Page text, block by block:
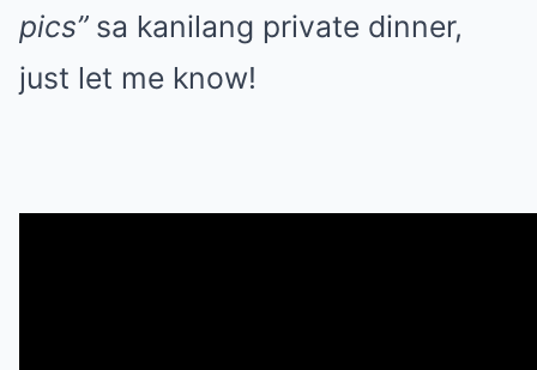
pics”sa kanilang private dinner,
just let me know!